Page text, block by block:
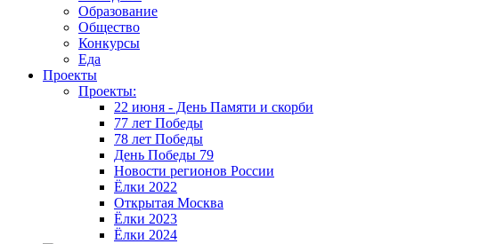
Образование
Общество
Конкурсы
Еда
Проекты
Проекты:
22 июня - День Памяти и скорби
77 лет Победы
78 лет Победы
День Победы 79
Новости регионов России
Ёлки 2022
Открытая Москва
Ёлки 2023
Ёлки 2024